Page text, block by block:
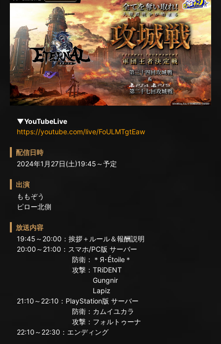
▼YouTubeLive
https://youtube.com/live/FoULMTgtEaw
配信日時
2024年1月27日(土)19:45～予定
出演
ももぞう
ピロー北側
放送内容
19:45～20:00：挨拶＋ルール＆報酬説明
20:00～21:00：スマホ/PC版 サーバー
防衛：＊Я･Étoile＊
攻撃：TRiDENT
Gungnir
Lapiz
21:10～22:10：PlayStation版 サーバー
防衛：カムイユカラ
攻撃：フォルトゥーナ
22:10～22:30：エンディング